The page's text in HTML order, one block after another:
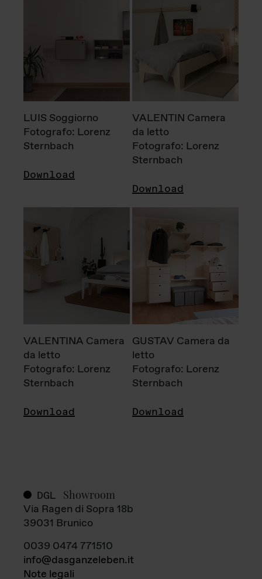
LUIS Soggiorno
Fotografo: Lorenz
Sternbach
Download
VALENTIN Camera
da letto
Fotografo: Lorenz
Sternbach
Download
VALENTINA Camera
da letto
Fotografo: Lorenz
Sternbach
Download
GUSTAV Camera da
letto
Fotografo: Lorenz
Sternbach
Download
DGL Showroom
Via Ragen di Sopra 18b
39031 Brunico
0039 0474 771510
info@dasganzeleben.it
Note legali